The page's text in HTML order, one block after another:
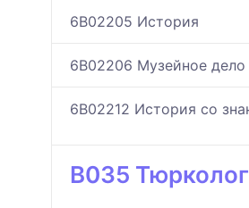
6B02205 История
6B02206 Музейное
6B02212 История со
B035